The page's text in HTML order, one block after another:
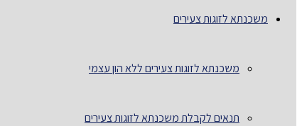
משכנתא לזוגות צעירים
משכנתא לזוגות צעירים ללא הון עצמי
תנאים לקבלת משכנתא לזוגות צעירים